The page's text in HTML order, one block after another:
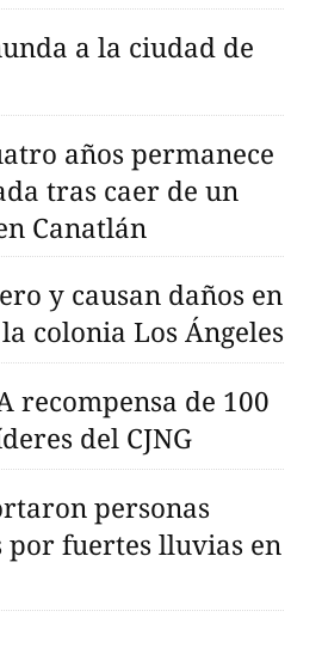
a la ciudad de
años permanece
tras caer de un
Canatlán
y causan daños en
colonia Los Ángeles
recompensa de 100
del CJNG
personas
por fuertes lluvias en